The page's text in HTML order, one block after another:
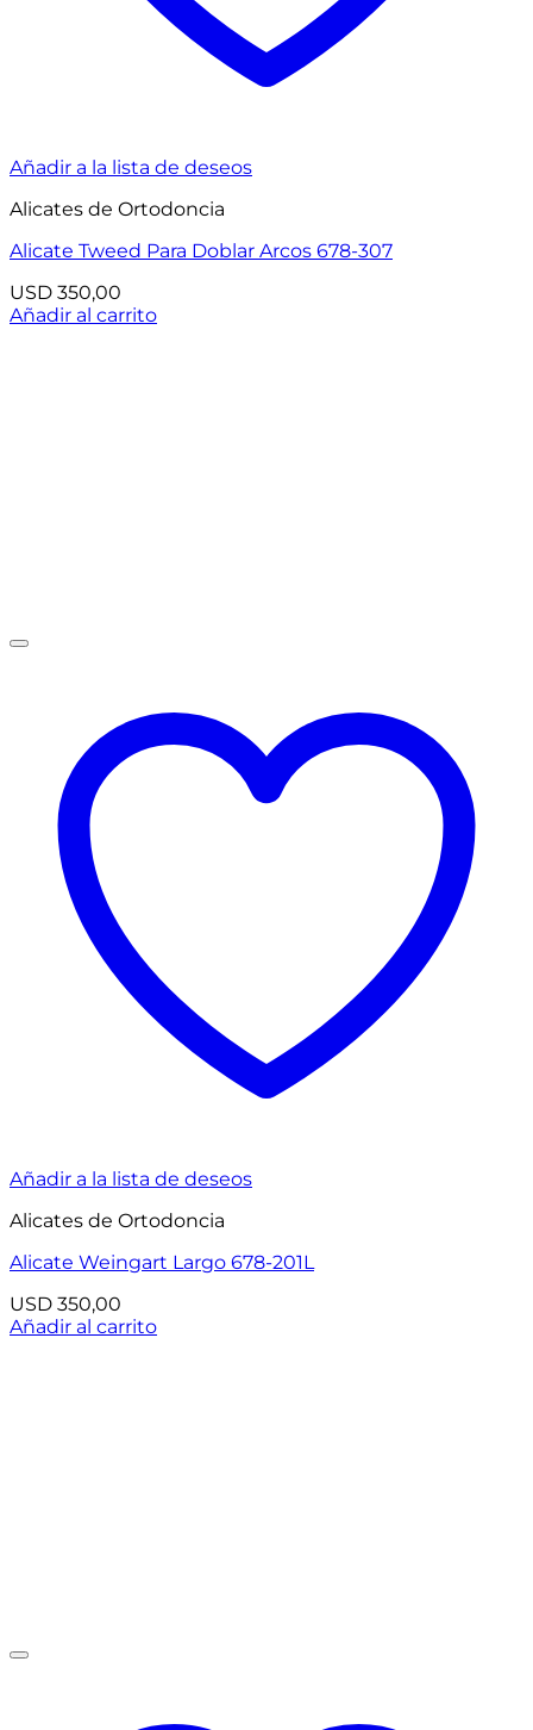
Añadir a la lista de deseos
Alicates de Ortodoncia
Alicate Tweed Para Doblar Arcos 678-307
USD 350,00
Añadir al carrito
Añadir a la lista de deseos
Alicates de Ortodoncia
Alicate Weingart Largo 678-201L
USD 350,00
Añadir al carrito